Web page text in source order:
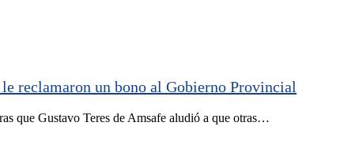
reclamaron un bono al Gobierno Provincial
que Gustavo Teres de Amsafe aludió a que otras…